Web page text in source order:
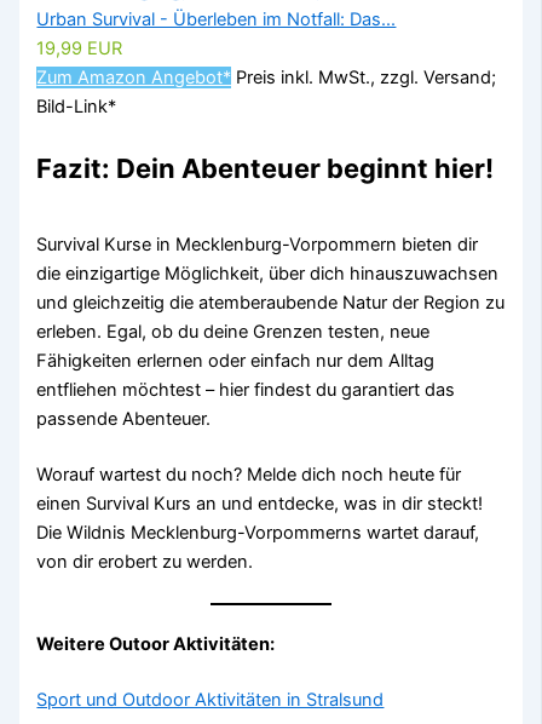
Urban Survival - Überleben im Notfall: Das...
19,99 EUR
Zum Amazon Angebot* Preis inkl. MwSt., zzgl. Versand;
Bild-Link*
Fazit: Dein Abenteuer beginnt hier!
Survival Kurse in Mecklenburg-Vorpommern bieten dir
die einzigartige Möglichkeit, über dich hinauszuwachsen
und gleichzeitig die atemberaubende Natur der Region zu
erleben. Egal, ob du deine Grenzen testen, neue
Fähigkeiten erlernen oder einfach nur dem Alltag
entfliehen möchtest – hier findest du garantiert das
passende Abenteuer.
Worauf wartest du noch? Melde dich noch heute für
einen Survival Kurs an und entdecke, was in dir steckt!
Die Wildnis Mecklenburg-Vorpommerns wartet darauf,
von dir erobert zu werden.
Weitere Outoor Aktivitäten:
Sport und Outdoor Aktivitäten in Stralsund